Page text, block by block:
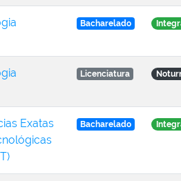
Bacharelado
Licenciatura
Exatas
Bacharelado